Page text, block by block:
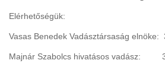
Elérhetőségük:
Vasas Benedek Vadásztársaság elnöke:
Majnár Szabolcs hivatásos vadász: